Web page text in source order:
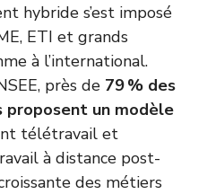
hybride s’est imposé
ETI et grands
à l’international.
près de 79 % des
proposent un modèle
télétravail et
à distance post-
des métiers